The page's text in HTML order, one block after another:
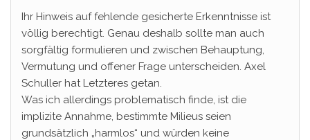
Ihr Hinweis auf fehlende gesicherte Erkenntnisse ist
völlig berechtigt. Genau deshalb sollte man auch
sorgfältig formulieren und zwischen Behauptung,
Vermutung und offener Frage unterscheiden. Axel
Schuller hat Letzteres getan.
Was ich allerdings problematisch finde, ist die
implizite Annahme, bestimmte Milieus seien
grundsätzlich „harmlos“ und würden keine